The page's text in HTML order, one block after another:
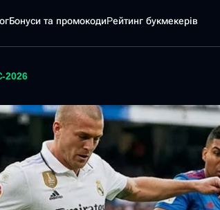
Бонуси та промокодиPейтинг букмекерів
2026